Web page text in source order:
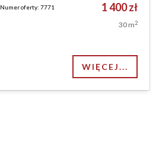
Numer oferty: 7771 1 400 zł
30 m2
WIĘCEJ...